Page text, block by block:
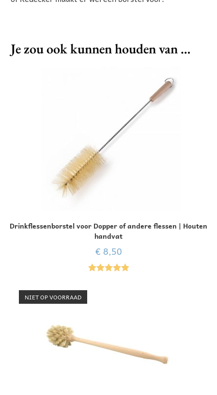
Je zou ook kunnen houden van …
Drinkflessenborstel voor Dopper of andere flessen | Houten
handvat
€ 8,50
NIET OP VOORRAAD